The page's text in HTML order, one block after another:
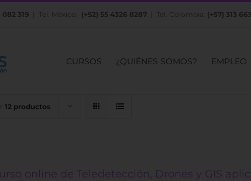
082 319 | Tel. México: (+52) 55 4326 8287 | Tel. Colombia: (+57) 313
CURSOS ¿QUIÉNES SOMOS? EMPLEO
12 productos
online de Teledetección, Drones y GIS